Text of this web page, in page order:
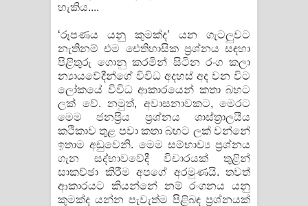
හැකිය....
‘රූපණය යනු කුමක්ද’ යන ගැටලුවට
නැතිනම් එම ඓතිහාසික ප්‍රශ්නය සඳහා
පිළිතුරු ගොනු කරමින් සිටින රංග කලා
න්‍යායවේදීන්ගේ විවිධ අදහස් අද වන විට
ලෝකයේ විවිධ ආකාරයෙන් කතා බහට
ලක් වේ. නමුත්, අවාසනාවකට, මෙරට
මෙම ජනප්‍රිය ප්‍රශ්නය ශාස්ත්‍රාලයීය
කථිකාව තුළ පවා කතා බහට ලක් වන්නේ
ඉතාම අඩුවෙනි. මෙම සම්භාව්‍ය ප්‍රශ්නය
ගැන සද්භාවවේදී විචාරයක් තුළින්
සාකච්ඡා කිරීම අපගේ අරමුණයි. තවත්
ආකාරයට කියන්නේ නම් රංගනය යනු
කුමක්ද යන්න පැවැත්ම පිළිබඳ ප්‍රශ්නයක්